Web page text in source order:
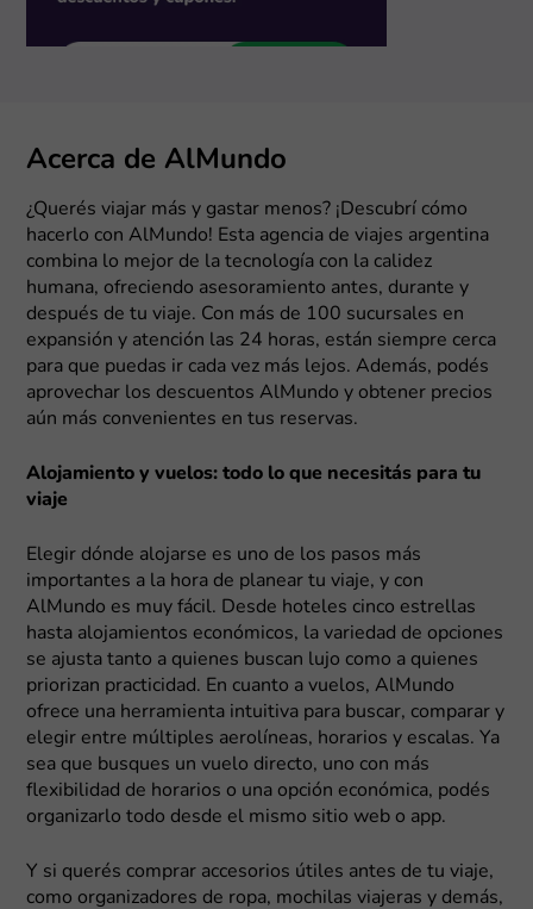
Acerca de AlMundo
¿Querés viajar más y gastar menos? ¡Descubrí cómo
hacerlo con AlMundo! Esta agencia de viajes argentina
combina lo mejor de la tecnología con la calidez
humana, ofreciendo asesoramiento antes, durante y
después de tu viaje. Con más de 100 sucursales en
expansión y atención las 24 horas, están siempre cerca
para que puedas ir cada vez más lejos. Además, podés
aprovechar los descuentos AlMundo y obtener precios
aún más convenientes en tus reservas.
Alojamiento y vuelos: todo lo que necesitás para tu
viaje
Elegir dónde alojarse es uno de los pasos más
importantes a la hora de planear tu viaje, y con
AlMundo es muy fácil. Desde hoteles cinco estrellas
hasta alojamientos económicos, la variedad de opciones
se ajusta tanto a quienes buscan lujo como a quienes
priorizan practicidad. En cuanto a vuelos, AlMundo
ofrece una herramienta intuitiva para buscar, comparar y
elegir entre múltiples aerolíneas, horarios y escalas. Ya
sea que busques un vuelo directo, uno con más
flexibilidad de horarios o una opción económica, podés
organizarlo todo desde el mismo sitio web o app.
Y si querés comprar accesorios útiles antes de tu viaje,
como organizadores de ropa, mochilas viajeras y demás,